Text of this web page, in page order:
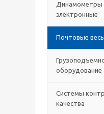
Динамометры
электронные
Почтовые
оборудование
Системы
качества